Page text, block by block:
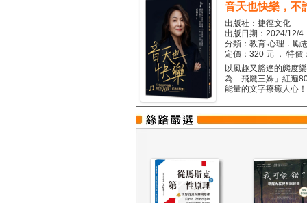
音天也快樂，不
出版社：捷徑文化
出版日期：2024/12/4
分類：教育‧心理．勵
定價：320 元 ， 特價
以風趣又豁達的態度
為「飛鷹三姝」紅遍
能量的文字療癒人心